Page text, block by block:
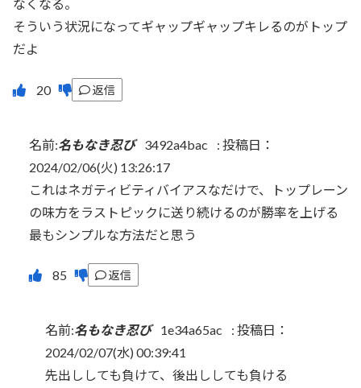
なくなる。
そういう状況になってギャップギャップキレるのがトップ
だよ
返信
名前:名もなき忍び 3492a4bac : 投稿日：
2024/02/06(火) 13:26:17
これはネガティビティバイアスなだけで、トップレーン
の味方をラストピックに送り続けるのが勝率を上げる
最もシンプルな方法だと思う
返信
名前:名もなき忍び 1e34a65ac : 投稿日：
2024/02/07(水) 00:39:41
先出ししても負けて、後出ししても負ける